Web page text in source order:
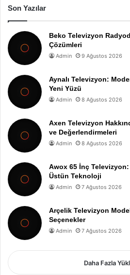
Son Yazılar
Beko Televizyon
Çözümleri
Admin 9 Ağustos 2026
Aynalı Televizyon:
Yeni Yüzü
Admin 8 Ağustos 2026
Axen Televizyon
ve Değerlendirmeleri
Admin 8 Ağustos 2026
Awox 65 İnç Televizyon:
Üstün Teknoloji
Admin 7 Ağustos 2026
Arçelik Televizyon
Seçenekler
Admin 7 Ağustos 2026
Daha Fazla